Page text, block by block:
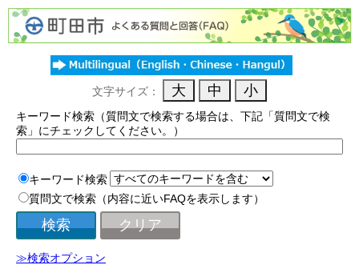
文字サイズ：
キーワード検索（質問文で検索する場合は、下記「質問文で検
索」にチェックしてください。）
キーワード検索
質問文で検索（内容に近いFAQを表示します）
≫検索オプション